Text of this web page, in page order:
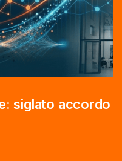
siglato accordo